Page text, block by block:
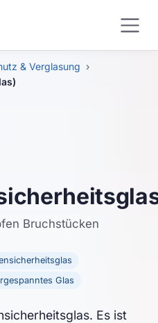
& Verglasung
Bruchstücken
Glas
Es ist